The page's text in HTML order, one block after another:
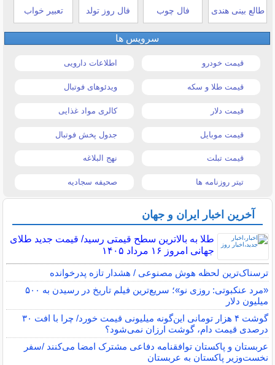
طالع بینی هندی فال چوب فال روز تولد تعبیر خواب
سرویس ها
قیمت خودرو اطلاعات دارویی
قیمت طلا و سکه ویدئوهای فوتبال
قیمت دلار کالری مواد غذایی
قیمت موبایل جدول پخش فوتبال
قیمت تبلت نهج البلاغه
تیتر روزنامه ها صحیفه سجادیه
آخرین اخبار ایران و جهان
طلا به بالاترین سطح قیمتی رسید/ قیمت جدید طلای
جهانی امروز ۱۶ مرداد ۱۴۰۵
ترسناک‌ترین لحظه هوش مصنوعی / هشدار تازه پدرخوانده
«مرد عنکبوتی: روزی نو»؛ سریع‌ترین فیلم تاریخ در رسیدن به ۵۰۰
میلیون دلار
گوشت ۴ هزار تومانی این‌گونه میلیونی قیمت خورد/ چرا با افت ۳۰
درصدی قیمت دام، گوشت ارزان نمی‌شود؟
عربستان و پاکستان توافقنامه دفاعی مشترک امضا می‌کنند /سفر
نخست‌وزیر پاکستان به عربستان